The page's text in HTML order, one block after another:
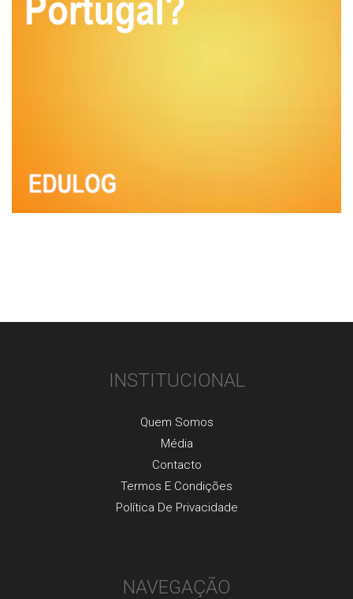
INSTITUCIONAL
Quem Somos
Média
Contacto
Termos E Condições
Política De Privacidade
NAVEGAÇÃO